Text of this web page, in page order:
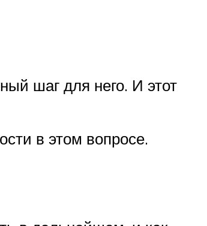
шаг для него. И этот
в этом вопросе.